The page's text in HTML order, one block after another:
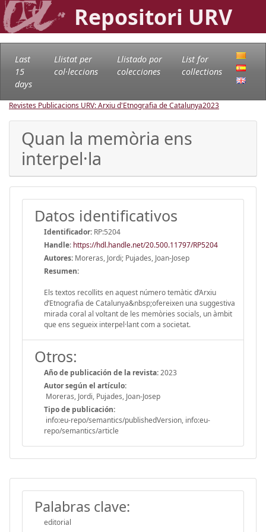
Repositori URV
Last
15
days
Llistat per
col·leccions
Llistado por
colecciones
List for
collections
Revistes Publicacions URV: Arxiu d'Etnografia de Catalunya2023
Quan la memòria ens
interpel·la
Datos identificativos
Identificador: RP:5204
Handle: https://hdl.handle.net/20.500.11797/RP5204
Autores: Moreras, Jordi; Pujades, Joan-Josep
Resumen:
Els textos recollits en aquest número temàtic d’Arxiu
d’Etnografia de Catalunya&nbsp;ofereixen una suggestiva
mirada coral al voltant de les memòries socials, un àmbit
que ens segueix interpel·lant com a societat.
Otros:
Año de publicación de la revista:2023
Autor según el artículo:
Moreras, Jordi, Pujades, Joan-Josep
Tipo de publicación:
info:eu-repo/semantics/publishedVersion, info:eu-
repo/semantics/article
Palabras clave:
editorial